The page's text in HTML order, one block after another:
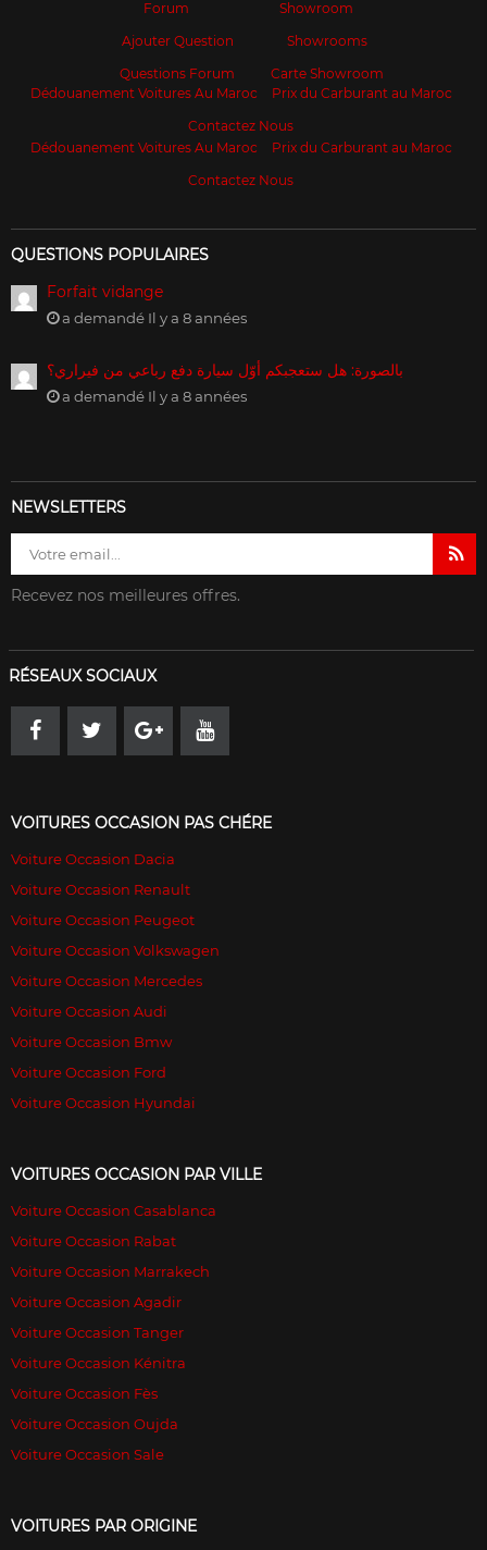
Forum
Ajouter Question
Questions Forum
Showroom
Showrooms
Carte Showroom
Dédouanement Voitures Au Maroc
Prix du Carburant au Maroc
Contactez Nous
Dédouanement Voitures Au Maroc
Prix du Carburant au Maroc
Contactez Nous
QUESTIONS POPULAIRES
Forfait vidange
a demandé Il y a 8 années
بالصورة: هل ستعجبكم أوّل سيارة دفع رباعي من فيراري؟
a demandé Il y a 8 années
NEWSLETTERS
Recevez nos meilleures offres.
RÉSEAUX SOCIAUX
VOITURES OCCASION PAS CHÉRE
Voiture Occasion Dacia
Voiture Occasion Renault
Voiture Occasion Peugeot
Voiture Occasion Volkswagen
Voiture Occasion Mercedes
Voiture Occasion Audi
Voiture Occasion Bmw
Voiture Occasion Ford
Voiture Occasion Hyundai
VOITURES OCCASION PAR VILLE
Voiture Occasion Casablanca
Voiture Occasion Rabat
Voiture Occasion Marrakech
Voiture Occasion Agadir
Voiture Occasion Tanger
Voiture Occasion Kénitra
Voiture Occasion Fès
Voiture Occasion Oujda
Voiture Occasion Sale
VOITURES PAR ORIGINE